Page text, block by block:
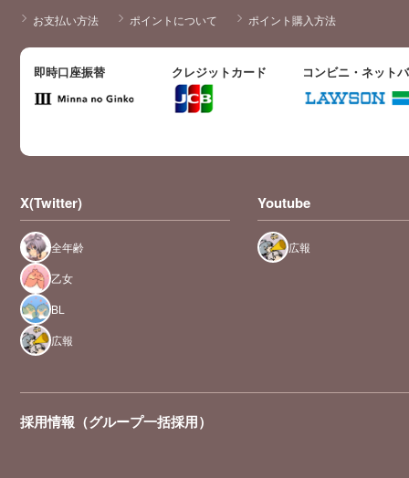
お支払い方法 ポイントについて ポイント購入方法
即時口座振替 クレジットカード コンビニ・ネット
X(Twitter)
全年齢
乙女
BL
広報
Youtube
広報
採用情報（グループ一括採用）